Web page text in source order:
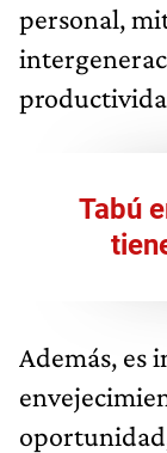
personal,
Tabú
Además, es